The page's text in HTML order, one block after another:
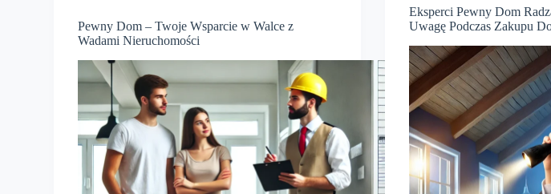
Pewny Dom – Twoje Wsparcie w Walce z
Wadami Nieruchomości
Eksperci Pewny Dom
Uwagę Podczas Zakupu